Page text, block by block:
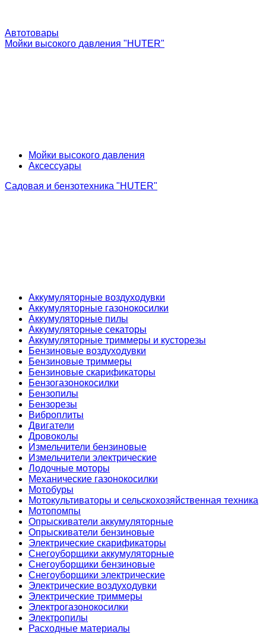
Автотовары
Мойки высокого давления "HUTER"
Мойки высокого давления
Аксессуары
Садовая и бензотехника "HUTER"
Аккумуляторные воздуходувки
Аккумуляторные газонокосилки
Аккумуляторные пилы
Аккумуляторные секаторы
Аккумуляторные триммеры и кусторезы
Бензиновые воздуходувки
Бензиновые триммеры
Бензиновые скарификаторы
Бензогазонокосилки
Бензопилы
Бензорезы
Виброплиты
Двигатели
Дровоколы
Измельчители бензиновые
Измельчители электрические
Лодочные моторы
Механические газонокосилки
Мотобуры
Мотокультиваторы и сельскохозяйственная техника
Мотопомпы
Опрыскиватели аккумуляторные
Опрыскиватели бензиновые
Электрические скарификаторы
Снегоуборщики аккумуляторные
Снегоуборщики бензиновые
Снегоуборщики электрические
Электрические воздуходувки
Электрические триммеры
Электрогазонокосилки
Электропилы
Расходные материалы